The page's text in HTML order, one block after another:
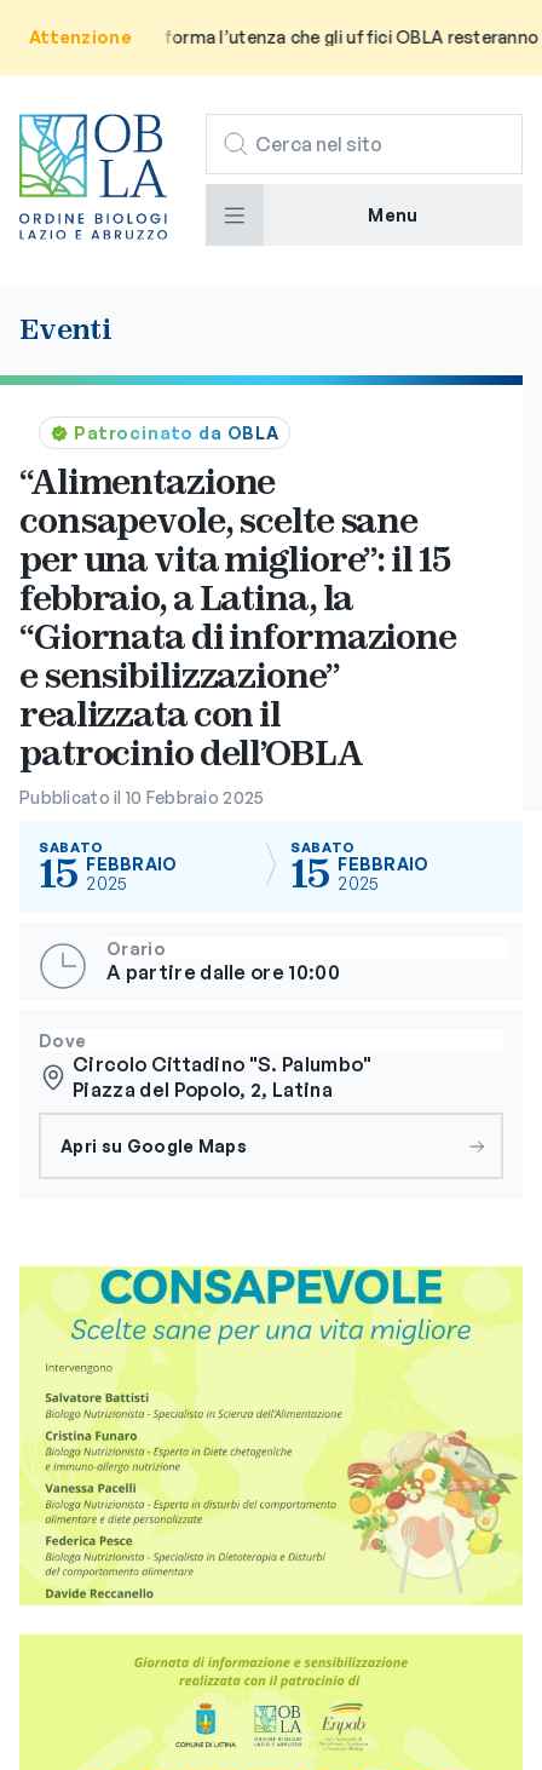
Attenzione
Avviso: Si informa l’utenza che gli uffici OBLA resteranno
CERCA
Menu
Eventi
Patrocinato da OBLA
“Alimentazione
consapevole, scelte sane
per una vita migliore”: il 15
febbraio, a Latina, la
“Giornata di informazione
e sensibilizzazione”
realizzata con il
patrocinio dell’OBLA
Pubblicato il 10 Febbraio 2025
SABATO
15 FEBBRAIO
2025
SABATO
15 FEBBRAIO
2025
Orario
A partire dalle ore 10:00
Dove
Circolo Cittadino "S. Palumbo"
Piazza del Popolo, 2, Latina
Apri su Google Maps